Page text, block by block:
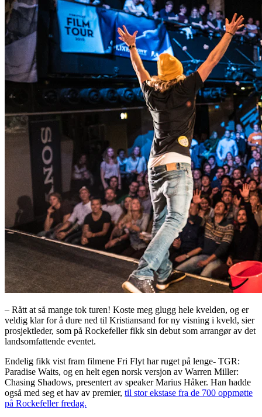
– Rått at så mange tok turen! Koste meg glugg hele kvelden, og er
veldig klar for å dure ned til Kristiansand for ny visning i kveld, sier
prosjektleder, som på Rockefeller fikk sin debut som arrangør av det
landsomfattende eventet.
Endelig fikk vist fram filmene Fri Flyt har ruget på lenge- TGR:
Paradise Waits, og en helt egen norsk versjon av Warren Miller:
Chasing Shadows, presentert av speaker Marius Håker. Han hadde
også med seg et hav av premier, til stor ekstase fra de 700 oppmøtte
på Rockefeller fredag.